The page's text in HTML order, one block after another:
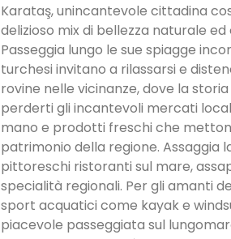
Karataş, unincantevole cittadina
delizioso mix di bellezza naturale
Passeggia lungo le sue spiagge
turchesi invitano a rilassarsi e
rovine nelle vicinanze, dove la
perderti gli incantevoli mercati
mano e prodotti freschi che
patrimonio della regione. Assaggia
pittoreschi ristoranti sul mare,
specialità regionali. Per gli amanti
sport acquatici come kayak e
piacevole passeggiata sul